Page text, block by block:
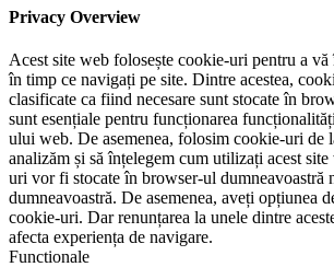
Privacy Overview
Acest site web folosește cookie-uri pentru a vă
în timp ce navigați pe site. Dintre acestea,
clasificate ca fiind necesare sunt stocate în
sunt esențiale pentru funcționarea
ului web. De asemenea, folosim cookie-uri de
analizăm și să înțelegem cum utilizați acest
uri vor fi stocate în browser-ul dumneavoastră
dumneavoastră. De asemenea, aveți opțiunea
cookie-uri. Dar renunțarea la unele dintre
afecta experiența de navigare.
Functionale